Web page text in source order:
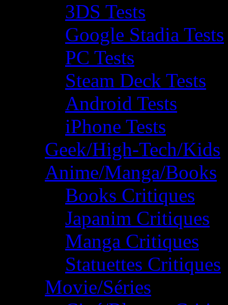
3DS Tests
Google Stadia Tests
PC Tests
Steam Deck Tests
Android Tests
iPhone Tests
Geek/High-Tech/Kids
Anime/Manga/Books
Books Critiques
Japanim Critiques
Manga Critiques
Statuettes Critiques
Movie/Séries